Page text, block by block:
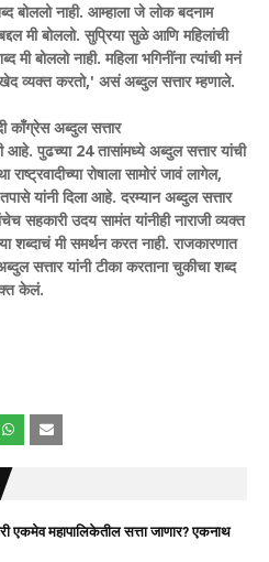
बोललो नाही. आम्हाला जे लोक बदनाम
मी बोललो. सुप्रिया सुळे आणि महिलांची
बोललो नाही. महिला भगिनींना त्यांची मनं
व्यक्त करतो,' असं अब्दुल सत्तार म्हणाले.
काँग्रेस अब्दुल सत्तार
पुढच्या 24 तासांमध्ये अब्दुल सत्तार यांची
रोषाला सामोरं जावं लागेल,
यांनी दिला आहे. दरम्यान अब्दुल सत्तार
सहकारी उदय सामंत यांनीही नाराजी व्यक्त
शब्दाचं मी समर्थन करत नाही. राजकारणात
सत्तार यांनी टीका करताना चुकीचा शब्द
केलं.
एकमेव महापालिकेतील सत्ता जाणार? एकनाथ